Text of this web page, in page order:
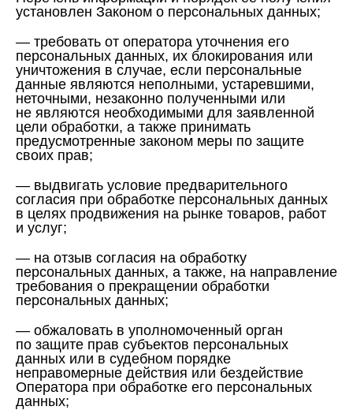
установлен Законом о персональных данных;
— требовать от оператора уточнения его
персональных данных, их блокирования или
уничтожения в случае, если персональные
данные являются неполными, устаревшими,
неточными, незаконно полученными или
не являются необходимыми для заявленной
цели обработки, а также принимать
предусмотренные законом меры по защите
своих прав;
— выдвигать условие предварительного
согласия при обработке персональных данных
в целях продвижения на рынке товаров, работ
и услуг;
— на отзыв согласия на обработку
персональных данных, а также, на направление
требования о прекращении обработки
персональных данных;
— обжаловать в уполномоченный орган
по защите прав субъектов персональных
данных или в судебном порядке
неправомерные действия или бездействие
Оператора при обработке его персональных
данных;